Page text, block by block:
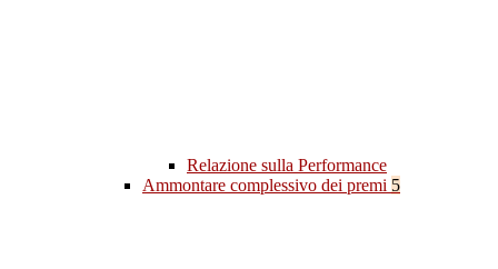
Relazione sulla Performance
Ammontare complessivo dei premi 5